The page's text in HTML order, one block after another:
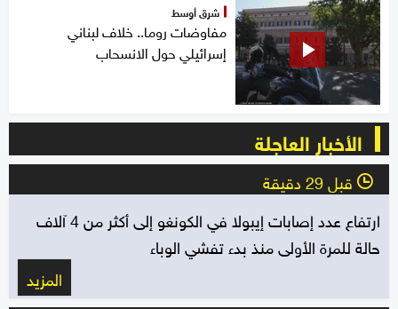
شرق أوسط
مفاوضات روما.. خلاف لبناني
إسرائيلي حول الانسحاب
الأخبار العاجلة
l قبل 29 دقيقة
ارتفاع عدد إصابات إيبولا في الكونغو إلى أكثر من 4 آلاف
حالة للمرة الأولى منذ بدء تفشي الوباء
المزيد